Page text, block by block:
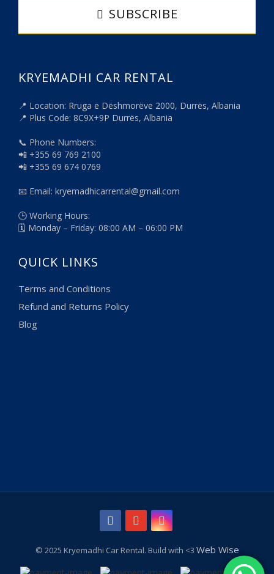
SUBSCRIBE
KRYEMADHI CAR RENTAL
📍 Location: Rruga e Dëshmorëve 2000, Durrës, Albania
📍 Plus Code: 8C9X+9P Durrës, Albania
📞 Phone Numbers:
📲 +355 69 769 2100
📲 +355 69 674 0769
📧 Email: kryemadhicarrental@gmail.com
🕒 Working Hours:
🗓️ Monday – Friday: 08:00 AM – 06:00 PM
QUICK LINKS
Terms and Conditions
Refund and Returns Policy
Blog
© 2025 Kryemadhi Car Rental. Build with <3 Web Wise